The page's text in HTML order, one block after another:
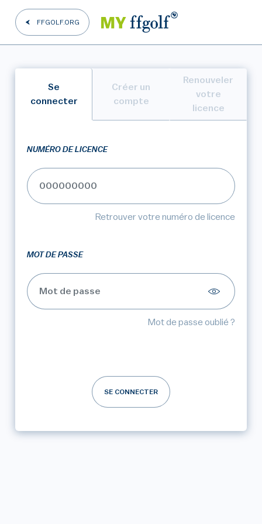
FFGOLF.ORG
Se
connecter
Créer un
compte
Renouveler
votre
licence
NUMÉRO DE LICENCE
Retrouver votre numéro de licence
MOT DE PASSE
Mot de passe oublié ?
SE CONNECTER